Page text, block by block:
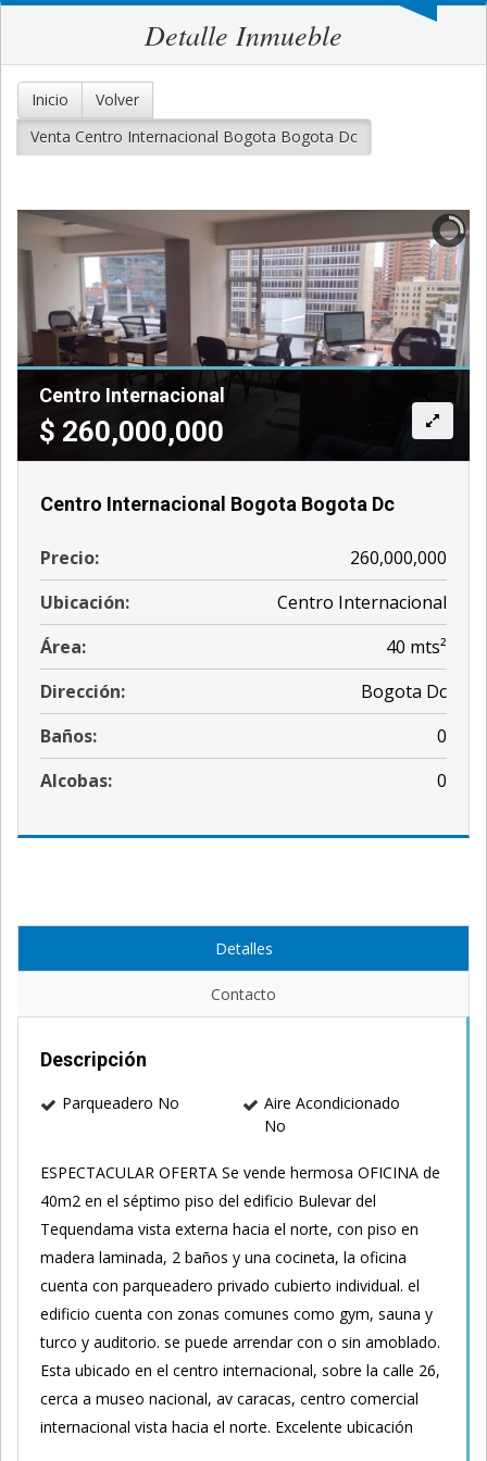
Detalle Inmueble
Inicio
Volver
Venta Centro Internacional Bogota Bogota Dc
Centro Internacional
$ 260,000,000
Centro Internacional Bogota Bogota Dc
Precio:
260,000,000
Ubicación:
Centro Internacional
Área:
40 mts²
Dirección:
Bogota Dc
Baños:
0
Alcobas:
0
Detalles
Contacto
Descripción
Parqueadero No
Aire Acondicionado
No
ESPECTACULAR OFERTA Se vende hermosa OFICINA de
40m2 en el séptimo piso del edificio Bulevar del
Tequendama vista externa hacia el norte, con piso en
madera laminada, 2 baños y una cocineta, la oficina
cuenta con parqueadero privado cubierto individual. el
edificio cuenta con zonas comunes como gym, sauna y
turco y auditorio. se puede arrendar con o sin amoblado.
Esta ubicado en el centro internacional, sobre la calle 26,
cerca a museo nacional, av caracas, centro comercial
internacional vista hacia el norte. Excelente ubicación